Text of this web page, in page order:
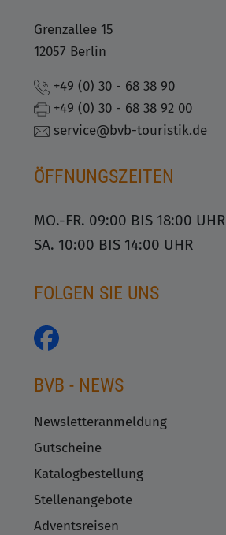
Grenzallee 15
12057 Berlin
+49 (0) 30 - 68 38 90
+49 (0) 30 - 68 38 92 00
service@bvb-touristik.de
ÖFFNUNGSZEITEN
MO.-FR. 09:00 BIS 18:00 UHR
SA. 10:00 BIS 14:00 UHR
FOLGEN SIE UNS
BVB - NEWS
Newsletteranmeldung
Gutscheine
Katalogbestellung
Stellenangebote
Adventsreisen